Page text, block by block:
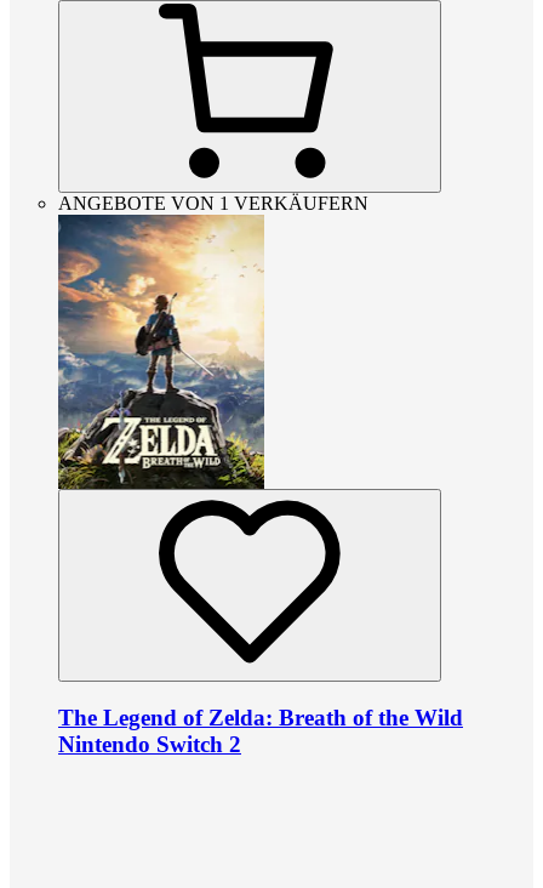
ANGEBOTE VON 1 VERKÄUFERN
The Legend of Zelda: Breath of the Wild
Nintendo Switch 2